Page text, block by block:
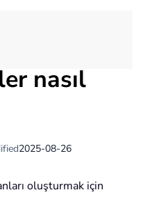
nasıl
2025-08-26
oluşturmak için